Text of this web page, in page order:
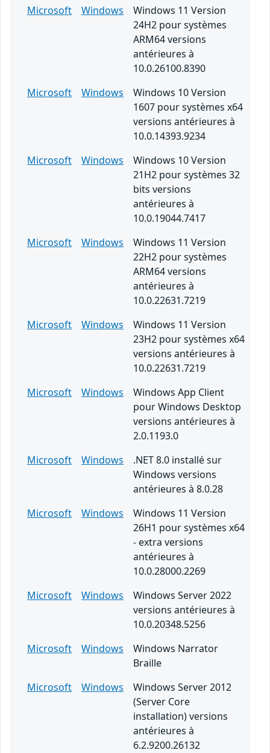
Microsoft
Windows
Windows 11 Version
24H2 pour systèmes
ARM64 versions
antérieures à
10.0.26100.8390
Microsoft
Windows
Windows 10 Version
1607 pour systèmes x64
versions antérieures à
10.0.14393.9234
Microsoft
Windows
Windows 10 Version
21H2 pour systèmes 32
bits versions
antérieures à
10.0.19044.7417
Microsoft
Windows
Windows 11 Version
22H2 pour systèmes
ARM64 versions
antérieures à
10.0.22631.7219
Microsoft
Windows
Windows 11 Version
23H2 pour systèmes x64
versions antérieures à
10.0.22631.7219
Microsoft
Windows
Windows App Client
pour Windows Desktop
versions antérieures à
2.0.1193.0
Microsoft
Windows
.NET 8.0 installé sur
Windows versions
antérieures à 8.0.28
Microsoft
Windows
Windows 11 Version
26H1 pour systèmes x64
- extra versions
antérieures à
10.0.28000.2269
Microsoft
Windows
Windows Server 2022
versions antérieures à
10.0.20348.5256
Microsoft
Windows
Windows Narrator
Braille
Microsoft
Windows
Windows Server 2012
(Server Core
installation) versions
antérieures à
6.2.9200.26132